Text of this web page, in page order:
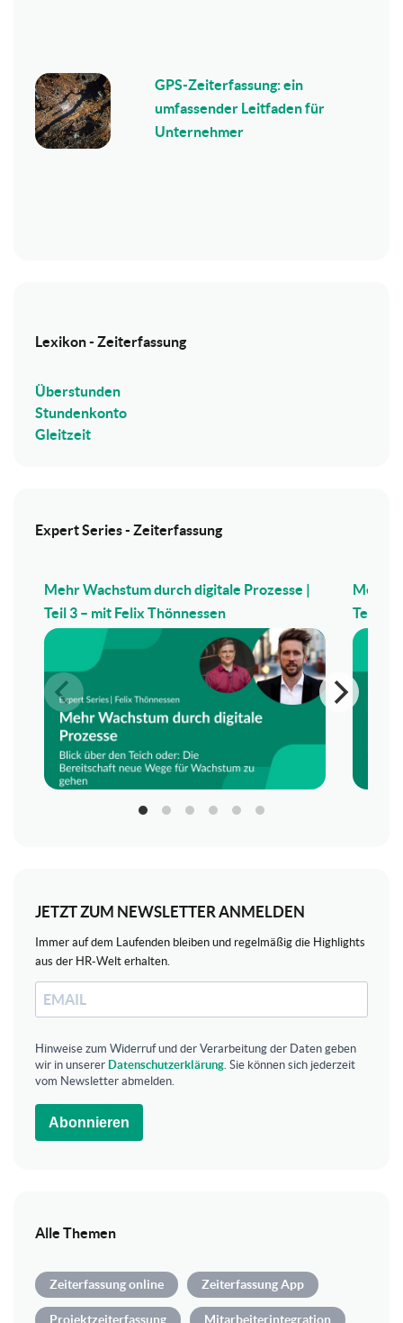
GPS-Zeiterfassung: ein
umfassender Leitfaden für
Unternehmer
Lexikon - Zeiterfassung
Überstunden
Stundenkonto
Gleitzeit
Expert Series - Zeiterfassung
Mehr Wachstum durch digitale Prozesse |
Teil 3 – mit Felix Thönnessen
Mehr
Teil 2 –
JETZT ZUM NEWSLETTER ANMELDEN
Immer auf dem Laufenden bleiben und regelmäßig die Highlights
aus der HR-Welt erhalten.
Hinweise zum Widerruf und der Verarbeitung der Daten geben
wir in unserer Datenschutzerklärung . Sie können sich jederzeit
vom Newsletter abmelden.
Abonnieren
Alle Themen
Zeiterfassung online Zeiterfassung App
Projektzeiterfassung Mitarbeiterintegration